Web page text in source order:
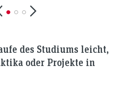
des Studiums leicht,
oder Projekte in